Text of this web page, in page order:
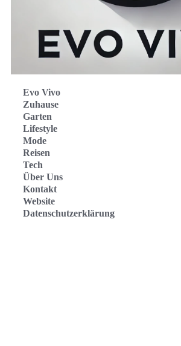
Evo Vivo
Zuhause
Garten
Lifestyle
Mode
Reisen
Tech
Über Uns
Kontakt
Website
Datenschutzerklärung